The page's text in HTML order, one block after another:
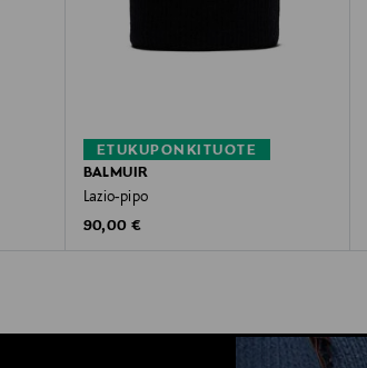
ETUKUPONKITUOTE
BALMUIR
Lazio-pipo
Original Price
90,00 €